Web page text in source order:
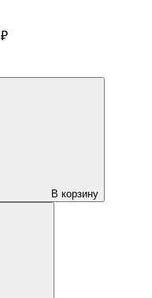
₽
В корзину